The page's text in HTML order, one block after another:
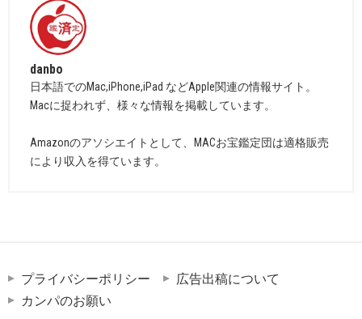
danbo
日本語でのMac,iPhone,iPad などApple関連の情報サイト。
Macに捉われず、様々な情報を掲載しています。
Amazonのアソシエイトとして、MACお宝鑑定団は適格販売
により収入を得ています。
プライバシーポリシー
広告出稿について
カンパのお願い